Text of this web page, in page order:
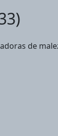
de